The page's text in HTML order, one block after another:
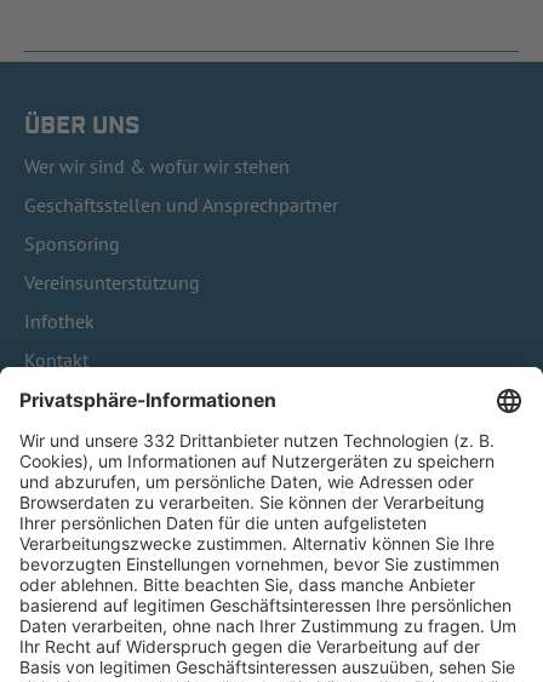
ÜBER UNS
Wer wir sind & wofür wir stehen
Geschäftsstellen und Ansprechpartner
Sponsoring
Vereinsunterstützung
Infothek
Kontakt
HÄUFIG BESUCHTE SEITEN
Pässe und Vereinswechsel
Trainerausbildung
Schulungsangebot Vereinsmitarbeiter
BFV-Geschäftsstellen
Trainerbörse
Login SpielPlus